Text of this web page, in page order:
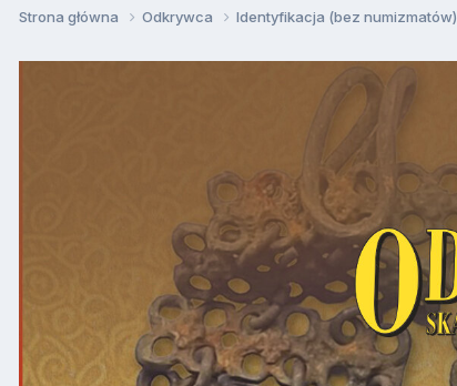
Strona główna Odkrywca Identyfikacja (bez numizmatów)